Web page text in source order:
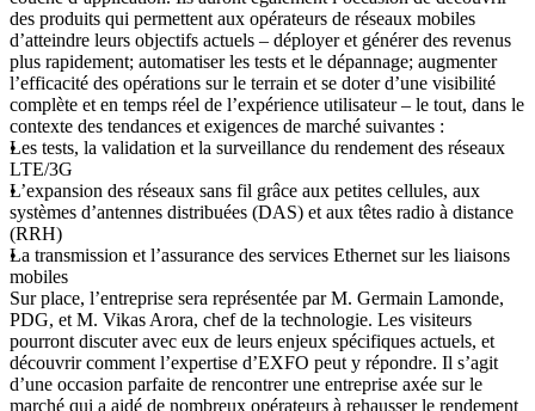
des produits qui permettent aux opérateurs de réseaux mobiles
d’atteindre leurs objectifs actuels – déployer et générer des revenus
plus rapidement; automatiser les tests et le dépannage; augmenter
l’efficacité des opérations sur le terrain et se doter d’une visibilité
complète et en temps réel de l’expérience utilisateur – le tout, dans le
contexte des tendances et exigences de marché suivantes :
Les tests, la validation et la surveillance du rendement des réseaux
LTE/3G
L’expansion des réseaux sans fil grâce aux petites cellules, aux
systèmes d’antennes distribuées (DAS) et aux têtes radio à distance
(RRH)
La transmission et l’assurance des services Ethernet sur les liaisons
mobiles
Sur place, l’entreprise sera représentée par M. Germain Lamonde,
PDG, et M. Vikas Arora, chef de la technologie. Les visiteurs
pourront discuter avec eux de leurs enjeux spécifiques actuels, et
découvrir comment l’expertise d’EXFO peut y répondre. Il s’agit
d’une occasion parfaite de rencontrer une entreprise axée sur le
marché qui a aidé de nombreux opérateurs à rehausser le rendement